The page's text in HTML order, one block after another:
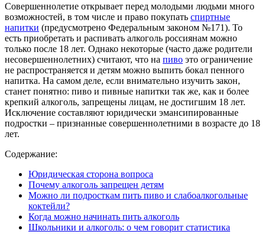
Совершеннолетие открывает перед молодыми людьми много
возможностей, в том числе и право покупать спиртные
напитки (предусмотрено Федеральным законом №171). То
есть приобретать и распивать алкоголь россиянам можно
только после 18 лет. Однако некоторые (часто даже родители
несовершеннолетних) считают, что на пиво это ограничение
не распространяется и детям можно выпить бокал пенного
напитка. На самом деле, если внимательно изучить закон,
станет понятно: пиво и пивные напитки так же, как и более
крепкий алкоголь, запрещены лицам, не достигшим 18 лет.
Исключение составляют юридически эмансипированные
подростки – признанные совершеннолетними в возрасте до 18
лет.
Содержание:
Юридическая сторона вопроса
Почему алкоголь запрещен детям
Можно ли подросткам пить пиво и слабоалкогольные
коктейли?
Когда можно начинать пить алкоголь
Школьники и алкоголь: о чем говорит статистика